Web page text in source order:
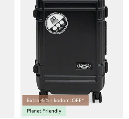
Extra -5% s kodom: OFF*
Planet Friendly